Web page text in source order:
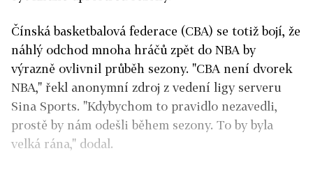
Čínská basketbalová federace (CBA) se totiž bojí, že
náhlý odchod mnoha hráčů zpět do NBA by
výrazně ovlivnil průběh sezony. "CBA není dvorek
NBA," řekl anonymní zdroj z vedení ligy serveru
Sina Sports. "Kdybychom to pravidlo nezavedli,
prostě by nám odešli během sezony. To by byla
velká rána," dodal.